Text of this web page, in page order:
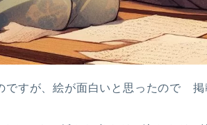
ですが、絵が面白いと思ったので 掲